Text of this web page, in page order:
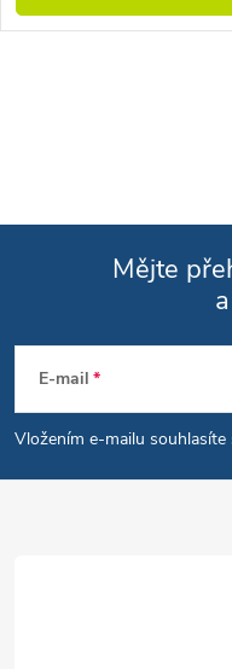
Mějte
E-mail
Vložením e-mailu souhlasíte